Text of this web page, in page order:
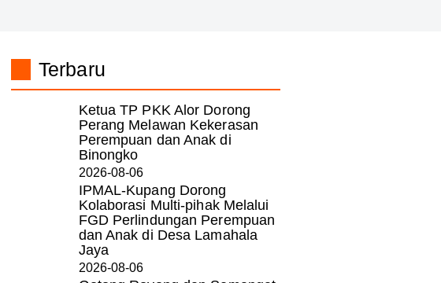
Terbaru
Ketua TP PKK Alor Dorong
Perang Melawan Kekerasan
Perempuan dan Anak di
Binongko
2026-08-06
IPMAL-Kupang Dorong
Kolaborasi Multi-pihak Melalui
FGD Perlindungan Perempuan
dan Anak di Desa Lamahala
Jaya
2026-08-06